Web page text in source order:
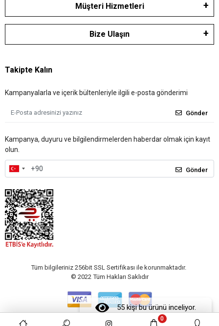
55 kişi bu ürünü inceliyor.
Müşteri Hizmetleri
Bize Ulaşın
Takipte Kalın
Kampanyalarla ve içerik bültenleriyle ilgili e-posta gönderimi
Gönder
Kampanya, duyuru ve bilgilendirmelerden haberdar olmak için kayıt
olun.
Gönder
Tüm bilgileriniz 256bit SSL Sertifikası ile korunmaktadır.
© 2022 Tüm Hakları Saklıdır
0